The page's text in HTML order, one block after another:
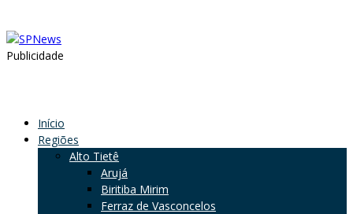
Publicidade
Início
Regiões
Alto Tietê
Arujá
Biritiba Mirim
Ferraz de Vasconcelos